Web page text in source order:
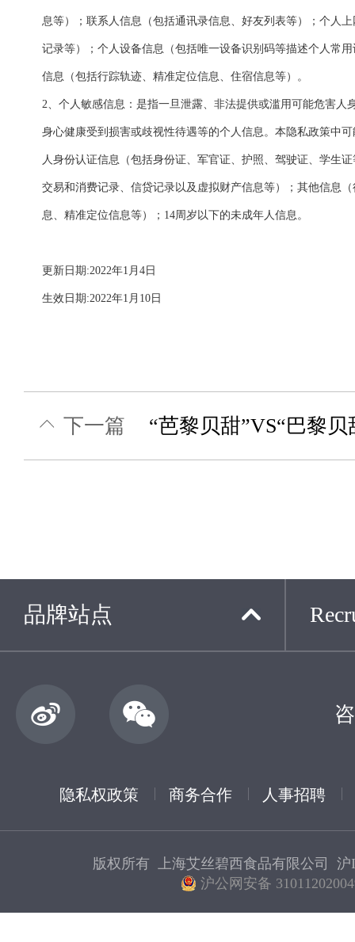
息等）；联系人信息（包括通讯录信息、好友列表等）；个人
记录等）；个人设备信息（包括唯一设备识别码等描述个人常
信息（包括行踪轨迹、精准定位信息、住宿信息等）。
2、个人敏感信息：是指一旦泄露、非法提供或滥用可能危害人
身心健康受到损害或歧视性待遇等的个人信息。本隐私政策中
人身份认证信息（包括身份证、军官证、护照、驾驶证、学生
交易和消费记录、信贷记录以及虚拟财产信息等）；其他信息
息、精准定位信息等）；14周岁以下的未成年人信息。
更新日期:2022年1月4日
生效日期:2022年1月10日
下一篇
品牌站点
隐私权政策 商务合作 人事招聘
版权所有 上海艾丝碧西食品有限公司 沪
沪公网安备